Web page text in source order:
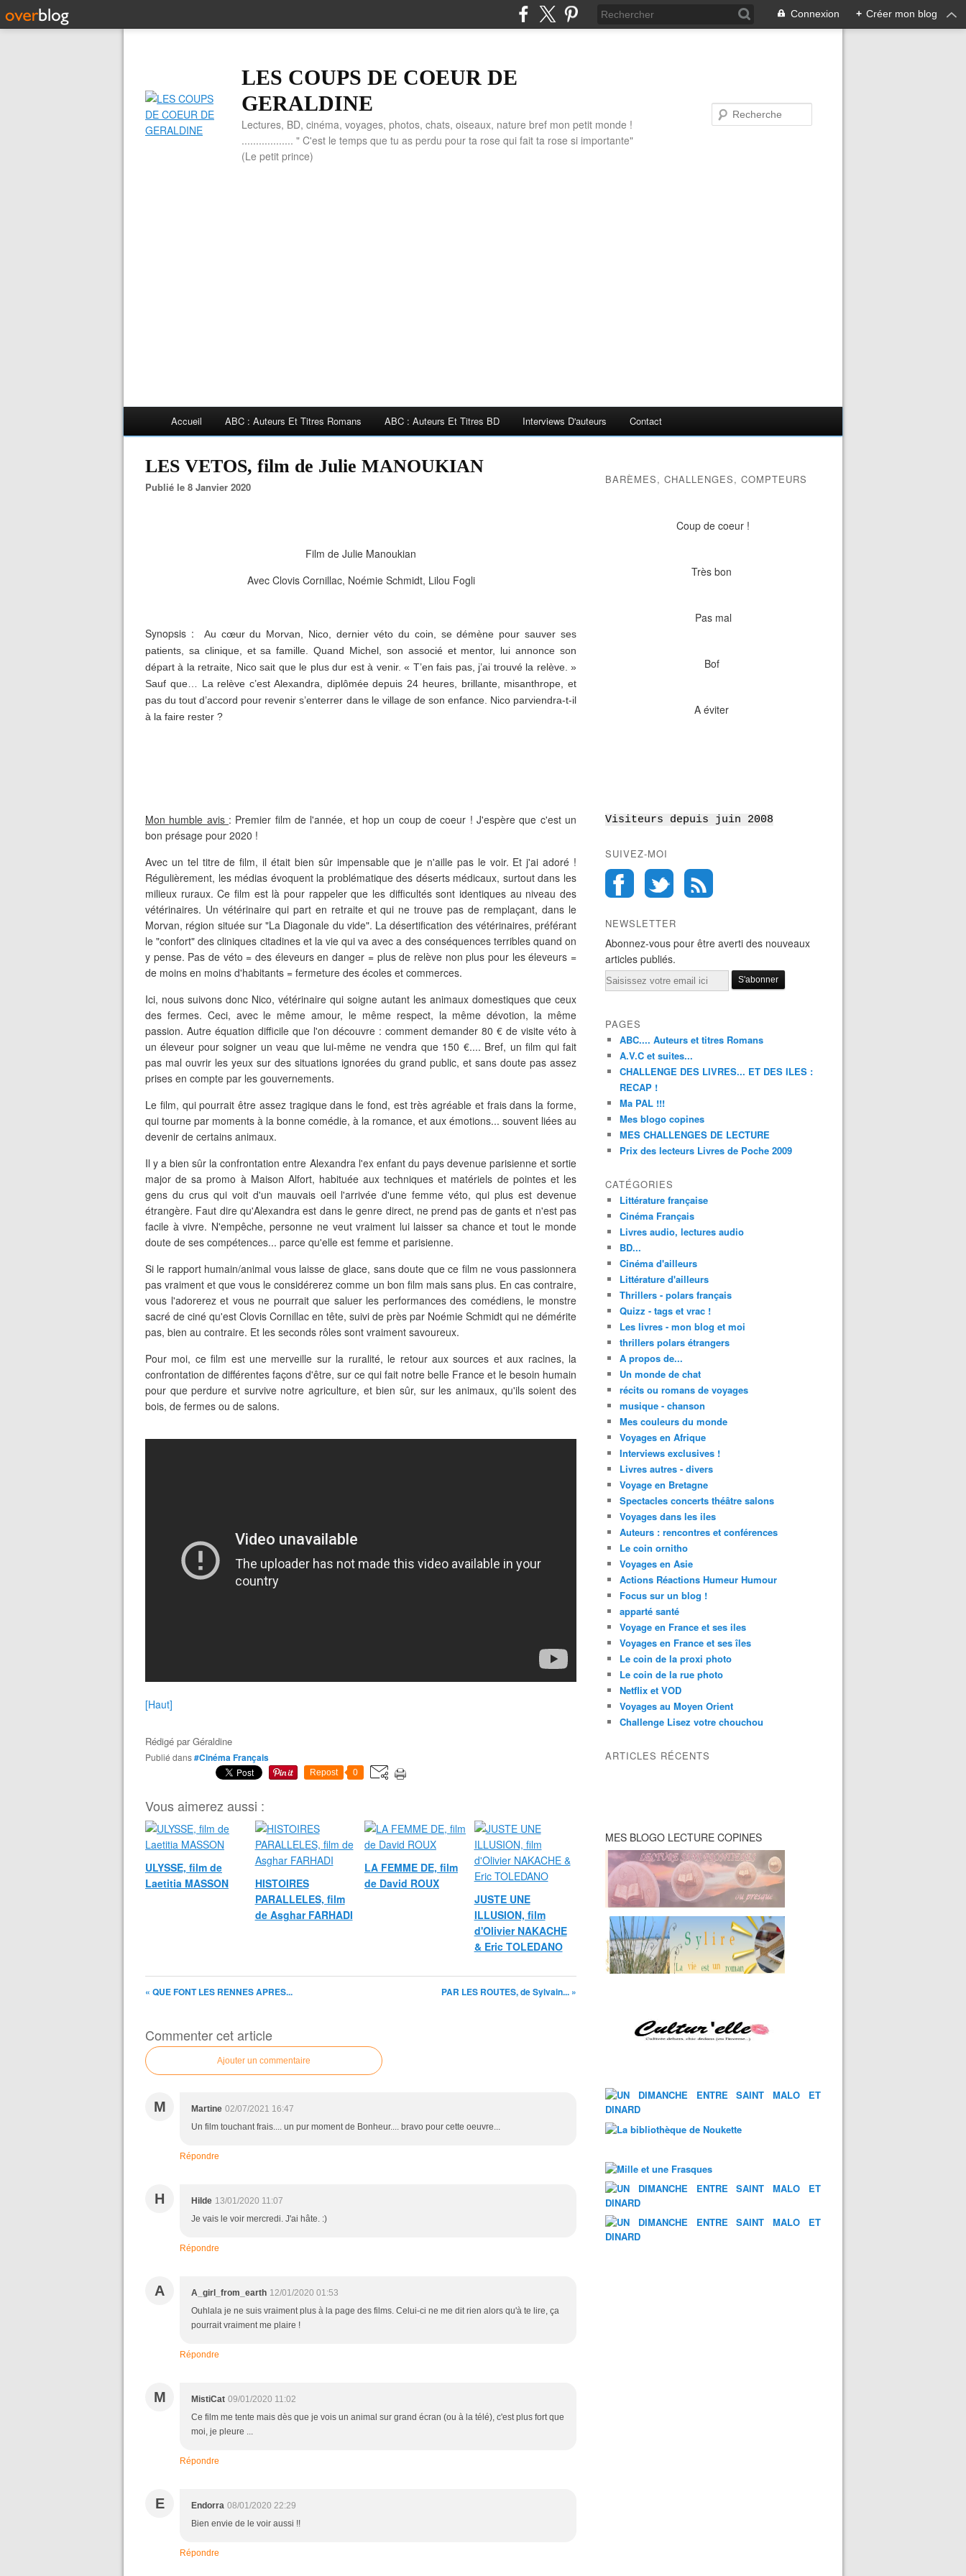
Connexion + Créer mon blog
LES COUPS DE COEUR DE
GERALDINE
Lectures, BD, cinéma, voyages, photos, chats, oiseaux, nature bref mon petit monde !
.................. " C'est le temps que tu as perdu pour ta rose qui fait ta rose si importante"
(Le petit prince)
Accueil ABC : Auteurs Et Titres Romans ABC : Auteurs Et Titres BD Interviews D'auteurs Contact
LES VETOS, film de Julie MANOUKIAN
Publié le 8 Janvier 2020
Film de Julie Manoukian
Avec Clovis Cornillac, Noémie Schmidt, Lilou Fogli
Synopsis :
Au cœur du Morvan, Nico, dernier véto du coin, se démène pour sauver ses
patients, sa clinique, et sa famille. Quand Michel, son associé et mentor, lui annonce son
départ à la retraite, Nico sait que le plus dur est à venir. « T’en fais pas, j’ai trouvé la relève. »
Sauf que… La relève c’est Alexandra, diplômée depuis 24 heures, brillante, misanthrope, et
pas du tout d’accord pour revenir s’enterrer dans le village de son enfance. Nico parviendra-t-il
à la faire rester ?
Mon humble avis : Premier film de l'année, et hop un coup de coeur ! J'espère que c'est un
bon présage pour 2020 !
Avec un tel titre de film, il était bien sûr impensable que je n'aille pas le voir. Et j'ai adoré !
Régulièrement, les médias évoquent la problématique des déserts médicaux, surtout dans les
milieux ruraux. Ce film est là pour rappeler que les difficultés sont identiques au niveau des
vétérinaires. Un vétérinaire qui part en retraite et qui ne trouve pas de remplaçant, dans le
Morvan, région située sur "La Diagonale du vide". La désertification des vétérinaires, préférant
le "confort" des cliniques citadines et la vie qui va avec a des conséquences terribles quand on
y pense. Pas de véto = des éleveurs en danger = plus de relève non plus pour les éleveurs =
de moins en moins d'habitants = fermeture des écoles et commerces.
Ici, nous suivons donc Nico, vétérinaire qui soigne autant les animaux domestiques que ceux
des fermes. Ceci, avec le même amour, le même respect, la même dévotion, la même
passion. Autre équation difficile que l'on découvre : comment demander 80 € de visite véto à
un éleveur pour soigner un veau que lui-même ne vendra que 150 €.... Bref, un film qui fait
pas mal ouvrir les yeux sur des situations ignorées du grand public, et sans doute pas assez
prises en compte par les gouvernements.
Le film, qui pourrait être assez tragique dans le fond, est très agréable et frais dans la forme,
qui tourne par moments à la bonne comédie, à la romance, et aux émotions... souvent liées au
devenir de certains animaux.
Il y a bien sûr la confrontation entre Alexandra l'ex enfant du pays devenue parisienne et sortie
major de sa promo à Maison Alfort, habituée aux techniques et matériels de pointes et les
gens du crus qui voit d'un mauvais oeil l'arrivée d'une femme véto, qui plus est devenue
étrangère. Faut dire qu'Alexandra est dans le genre direct, ne prend pas de gants et n'est pas
facile à vivre. N'empêche, personne ne veut vraiment lui laisser sa chance et tout le monde
doute de ses compétences... parce qu'elle est femme et parisienne.
Si le rapport humain/animal vous laisse de glace, sans doute que ce film ne vous passionnera
pas vraiment et que vous le considérerez comme un bon film mais sans plus. En cas contraire,
vous l'adorerez et vous ne pourrait que saluer les performances des comédiens, le monstre
sacré de ciné qu'est Clovis Cornillac en tête, suivi de près par Noémie Schmidt qui ne démérite
pas, bien au contraire. Et les seconds rôles sont vraiment savoureux.
Pour moi, ce film est une merveille sur la ruralité, le retour aux sources et aux racines, la
confrontation de différentes façons d'être, sur ce qui fait notre belle France et le besoin humain
pour que perdure et survive notre agriculture, et bien sûr, sur les animaux, qu'ils soient des
bois, de fermes ou de salons.
[Haut]
Rédigé parGéraldine
Publié dans#Cinéma Français
Repost 0
Vous aimerez aussi :
ULYSSE, film de
Laetitia MASSON
HISTOIRES
PARALLELES, film
de Asghar FARHADI
LA FEMME DE, film
de David ROUX
JUSTE UNE
ILLUSION, film
d'Olivier NAKACHE
& Eric TOLEDANO
« QUE FONT LES RENNES APRES... PAR LES ROUTES, de Sylvain... »
Commenter cet article
Ajouter un commentaire
M Martine 02/07/2021 16:47
Un film touchant frais.... un pur moment de Bonheur.... bravo pour cette oeuvre...
Répondre
H Hilde 13/01/2020 11:07
Je vais le voir mercredi. J'ai hâte. :)
Répondre
A A_girl_from_earth 12/01/2020 01:53
Ouhlala je ne suis vraiment plus à la page des films. Celui-ci ne me dit rien alors qu'à te lire, ça
pourrait vraiment me plaire !
Répondre
M MistiCat 09/01/2020 11:02
Ce film me tente mais dès que je vois un animal sur grand écran (ou à la télé), c'est plus fort que
moi, je pleure ...
Répondre
E Endorra 08/01/2020 22:29
Bien envie de le voir aussi !!
Répondre
BARÈMES, CHALLENGES, COMPTEURS
Coup de coeur !
Très bon
Pas mal
Bof
A éviter
Visiteurs depuis juin 2008
SUIVEZ-MOI
NEWSLETTER
Abonnez-vous pour être averti des nouveaux
articles publiés.
Email
PAGES
ABC.... Auteurs et titres Romans
A.V.C et suites...
CHALLENGE DES LIVRES... ET DES ILES :
RECAP !
Ma PAL !!!
Mes blogo copines
MES CHALLENGES DE LECTURE
Prix des lecteurs Livres de Poche 2009
CATÉGORIES
Littérature française
Cinéma Français
Livres audio, lectures audio
BD...
Cinéma d'ailleurs
Littérature d'ailleurs
Thrillers - polars français
Quizz - tags et vrac !
Les livres - mon blog et moi
thrillers polars étrangers
A propos de...
Un monde de chat
récits ou romans de voyages
musique - chanson
Mes couleurs du monde
Voyages en Afrique
Interviews exclusives !
Livres autres - divers
Voyage en Bretagne
Spectacles concerts théâtre salons
Voyages dans les iles
Auteurs : rencontres et conférences
Le coin ornitho
Voyages en Asie
Actions Réactions Humeur Humour
Focus sur un blog !
apparté santé
Voyage en France et ses iles
Voyages en France et ses îles
Le coin de la proxi photo
Le coin de la rue photo
Netflix et VOD
Voyages au Moyen Orient
Challenge Lisez votre chouchou
ARTICLES RÉCENTS
MES BLOGO LECTURE COPINES